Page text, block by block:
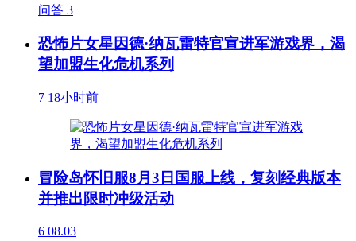
问答 3
恐怖片女星因德·纳瓦雷特官宣进军游戏界，渴
望加盟生化危机系列
7 18小时前
冒险岛怀旧服8月3日国服上线，复刻经典版本
并推出限时冲级活动
6 08.03